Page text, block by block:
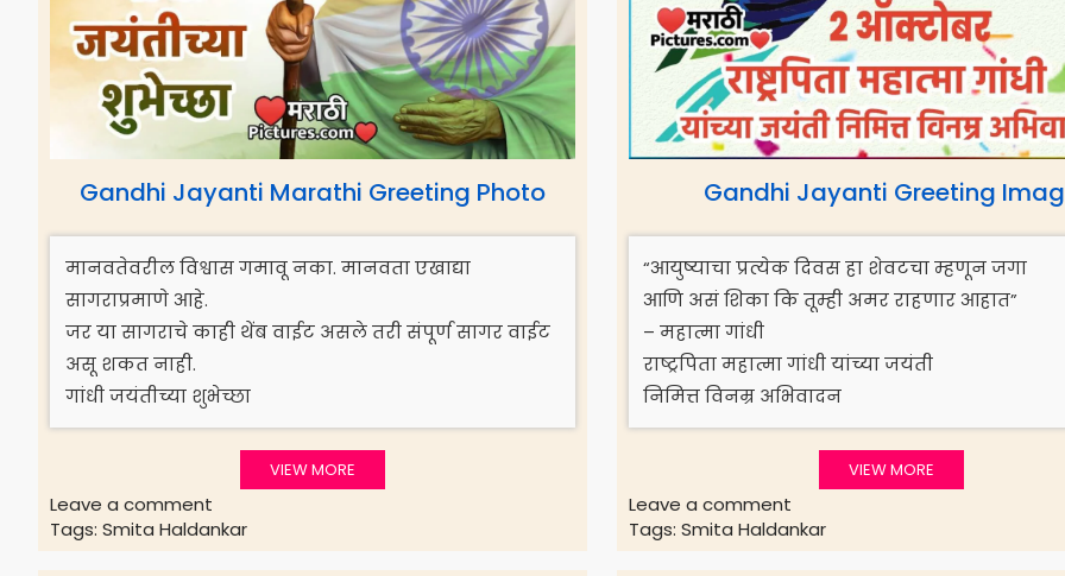
Gandhi Jayanti Marathi Greeting Photo
मानवतेवरील विश्वास गमावू नका. मानवता एखाद्या
सागराप्रमाणे आहे.
जर या सागराचे काही थेंब वाईट असले तरी संपूर्ण सागर वाईट
असू शकत नाही.
गांधी जयंतीच्या शुभेच्छा
VIEW MORE
Leave a comment
Tags:Smita Haldankar
Gandhi Jayanti Greeting
“आयुष्याचा प्रत्येक दिवस हा शेवटचा म्हणून जगा
आणि असं शिका कि तूम्ही अमर राहणार आहात”
– महात्मा गांधी
राष्ट्रपिता महात्मा गांधी यांच्या जयंती
निमित्त विनम्र अभिवादन
VIEW MORE
Leave a comment
Tags: Smita Haldankar